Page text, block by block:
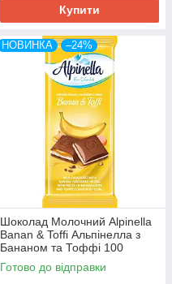
Купити
НОВИНКА –24%
Шоколад Молочний Alpinella
Banan & Toffi Альпінелла з
Бананом та Тоффі 100
г Польща (19 шт/1 уп)
Готово до відправки